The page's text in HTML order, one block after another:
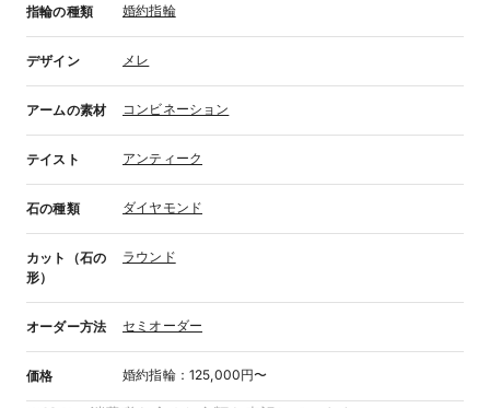
指輪の種類 婚約指輪
デザイン メレ
アームの素材 コンビネーション
テイスト アンティーク
石の種類 ダイヤモンド
カット（石の
形）
ラウンド
オーダー方法 セミオーダー
価格 婚約指輪： 125,000円〜